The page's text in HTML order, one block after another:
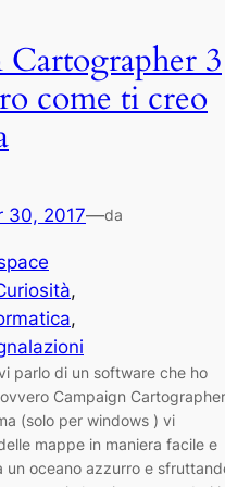
3
come ti creo
30, 2017—da
parlo di un software che ho
Campaign Cartographer
(solo per windows ) vi
mappe in maniera facile e
un oceano azzurro e